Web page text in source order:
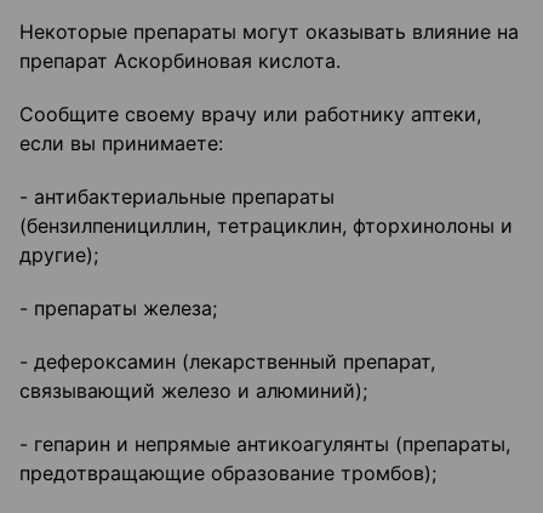
Некоторые препараты могут оказывать влияние на
препарат Аскорбиновая кислота.
Сообщите своему врачу или работнику аптеки,
если вы принимаете:
- антибактериальные препараты
(бензилпенициллин, тетрациклин, фторхинолоны и
другие);
- препараты железа;
- дефероксамин (лекарственный препарат,
связывающий железо и алюминий);
- гепарин и непрямые антикоагулянты (препараты,
предотвращающие образование тромбов);